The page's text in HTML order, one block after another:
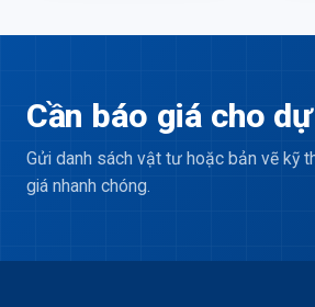
Cần báo giá cho
Gửi danh sách vật tư hoặc bản vẽ kỹ
giá nhanh chóng.